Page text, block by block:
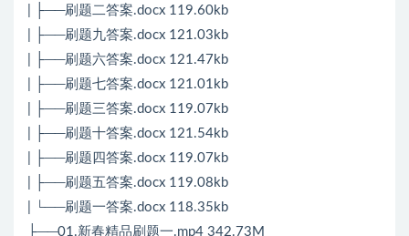
| ├──刷题二答案.docx 119.60kb
| ├──刷题九答案.docx 121.03kb
| ├──刷题六答案.docx 121.47kb
| ├──刷题七答案.docx 121.01kb
| ├──刷题三答案.docx 119.07kb
| ├──刷题十答案.docx 121.54kb
| ├──刷题四答案.docx 119.07kb
| ├──刷题五答案.docx 119.08kb
| └──刷题一答案.docx 118.35kb
├──01.新春精品刷题一.mp4 342.73M